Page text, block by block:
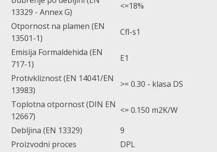
13329 - Annex G)
<=18%
Otpornost na plamen (EN
13501-1)
Cfl-s1
Emisija Formaldehida (EN
717-1)
E1
Protivkliznost (EN 14041/EN
13983)
>= 0.30 - klasa DS
Toplotna otpornost (DIN EN
12667)
<= 0.150 m2K/W
Debljina (EN 13329)
9
Proizvodni proces
DPL